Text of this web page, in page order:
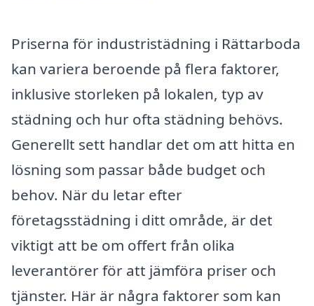
Priserna för industristädning i Rättarboda
kan variera beroende på flera faktorer,
inklusive storleken på lokalen, typ av
städning och hur ofta städning behövs.
Generellt sett handlar det om att hitta en
lösning som passar både budget och
behov. När du letar efter
företagsstädning i ditt område, är det
viktigt att be om offert från olika
leverantörer för att jämföra priser och
tjänster. Här är några faktorer som kan